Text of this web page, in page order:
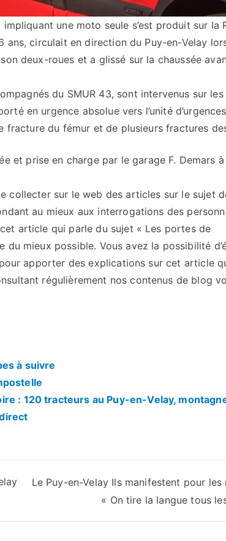
une moto seule s’est produit sur la
circulait en direction du Puy-en-Velay
deux-roues et a glissé sur la chaussée
du SMUR 43, sont intervenus sur les
en urgence absolue vers l’unité
fracture du fémur et de plusieurs fractures
et prise en charge par le garage F. Demars
collecter sur le web des articles sur le sujet
au mieux aux interrogations des
article qui parle du sujet « Les portes de
du mieux possible. Vous avez la possibilité
apporter des explications sur cet article
régulièrement nos contenus de blog
à suivre
: 120 tracteurs au Puy-en-Velay,
Le Puy-en-Velay Ils manifestent pour les
« On tire la langue tous